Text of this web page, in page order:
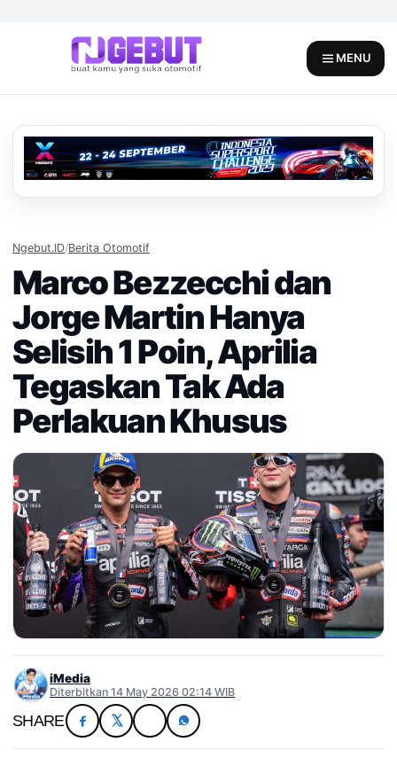
MENU
Ngebut.ID/Berita Otomotif
Marco Bezzecchi dan
Jorge Martin Hanya
Selisih 1 Poin, Aprilia
Tegaskan Tak Ada
Perlakuan Khusus
iMedia
Diterbitkan 14 May 2026 02:14 WIB
SHARE